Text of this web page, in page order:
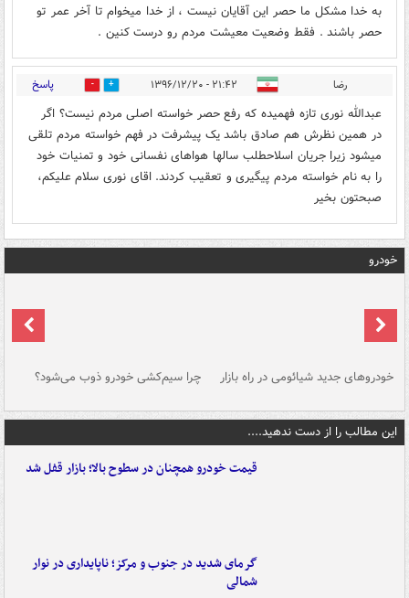
به خدا مشکل ما حصر این آقایان نیست ، از خدا میخوام تا آخر عمر تو
حصر باشند . فقط وضعیت معیشت مردم رو درست کنین .
رضا ۲۱:۴۲ - ۱۳۹۶/۱۲/۲۰ 12 پاسخ
عبدالله نوری تازه فهمیده که رفع حصر خواسته اصلی مردم نیست؟ اگر
در همین نظرش هم صادق باشد یک پیشرفت در فهم خواسته مردم تلقی
میشود زیرا جریان اسلاحطلب سالها هواهای نفسانی خود و تمنیات خود
را به نام خواسته مردم پیگیری و تعقیب کردند. اقای نوری سلام علیکم،
صبحتون بخیر
خودرو
خودروهای جدید شیائومی در راه بازار چرا سیم‌کشی خودرو ذوب می‌شود؟
این مطالب را از دست ندهید....
قیمت خودرو همچنان در سطوح بالا؛ بازار قفل شد
گرمای شدید در جنوب و مرکز؛ ناپایداری در نوار
شمالی